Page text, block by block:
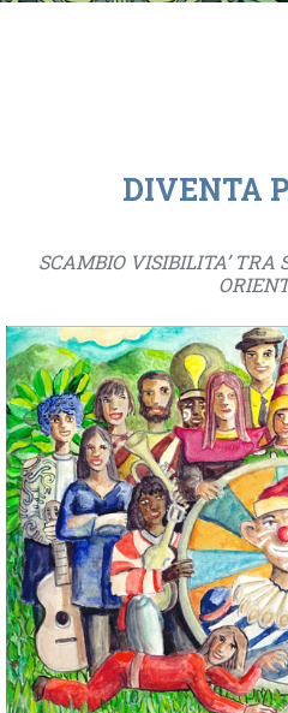
DIVENTA
SCAMBIO VISIBILITA’ TRA